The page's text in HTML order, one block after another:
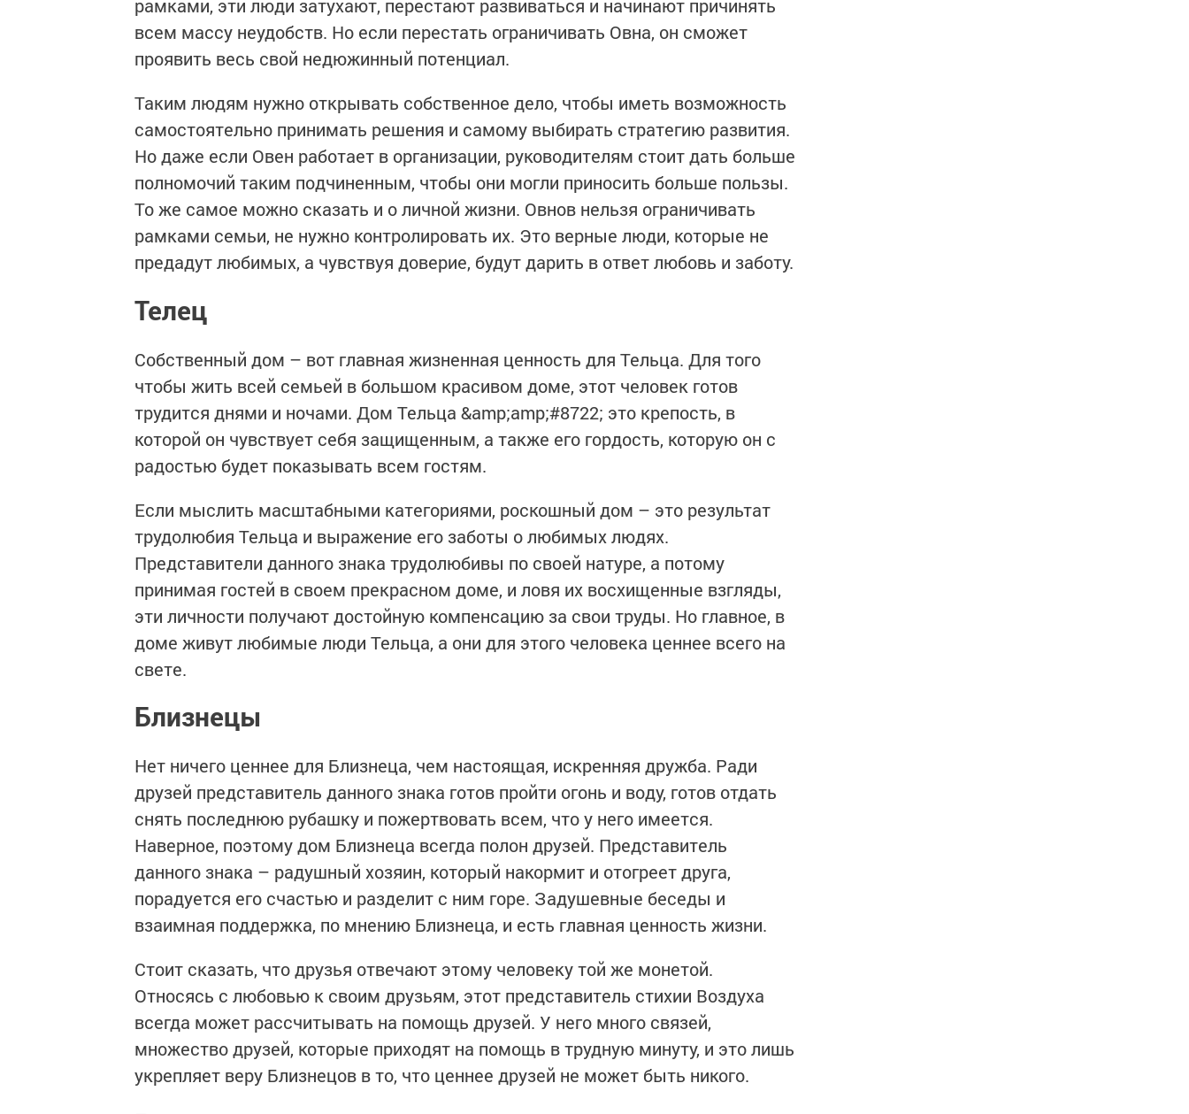
рамками, эти люди затухают, перестают развиваться и начинают причинять
всем массу неудобств. Но если перестать ограничивать Овна, он сможет
проявить весь свой недюжинный потенциал.
Таким людям нужно открывать собственное дело, чтобы иметь возможность
самостоятельно принимать решения и самому выбирать стратегию развития.
Но даже если Овен работает в организации, руководителям стоит дать больше
полномочий таким подчиненным, чтобы они могли приносить больше пользы.
То же самое можно сказать и о личной жизни. Овнов нельзя ограничивать
рамками семьи, не нужно контролировать их. Это верные люди, которые не
предадут любимых, а чувствуя доверие, будут дарить в ответ любовь и заботу.
Телец
Собственный дом – вот главная жизненная ценность для Тельца. Для того
чтобы жить всей семьей в большом красивом доме, этот человек готов
трудится днями и ночами. Дом Тельца &amp;amp;#8722; это крепость, в
которой он чувствует себя защищенным, а также его гордость, которую он с
радостью будет показывать всем гостям.
Если мыслить масштабными категориями, роскошный дом – это результат
трудолюбия Тельца и выражение его заботы о любимых людях.
Представители данного знака трудолюбивы по своей натуре, а потому
принимая гостей в своем прекрасном доме, и ловя их восхищенные взгляды,
эти личности получают достойную компенсацию за свои труды. Но главное, в
доме живут любимые люди Тельца, а они для этого человека ценнее всего на
свете.
Близнецы
Нет ничего ценнее для Близнеца, чем настоящая, искренняя дружба. Ради
друзей представитель данного знака готов пройти огонь и воду, готов отдать
снять последнюю рубашку и пожертвовать всем, что у него имеется.
Наверное, поэтому дом Близнеца всегда полон друзей. Представитель
данного знака – радушный хозяин, который накормит и отогреет друга,
порадуется его счастью и разделит с ним горе. Задушевные беседы и
взаимная поддержка, по мнению Близнеца, и есть главная ценность жизни.
Стоит сказать, что друзья отвечают этому человеку той же монетой.
Относясь с любовью к своим друзьям, этот представитель стихии Воздуха
всегда может рассчитывать на помощь друзей. У него много связей,
множество друзей, которые приходят на помощь в трудную минуту, и это лишь
укрепляет веру Близнецов в то, что ценнее друзей не может быть никого.